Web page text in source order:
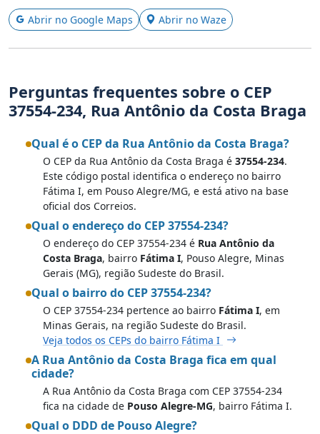
Abrir no Google Maps Abrir no Waze
Perguntas frequentes sobre o CEP
37554-234, Rua Antônio da Costa Braga
Qual é o CEP da Rua Antônio da Costa Braga?
O CEP da Rua Antônio da Costa Braga é 37554-234.
Este código postal identifica o endereço no bairro
Fátima I, em Pouso Alegre/MG, e está ativo na base
oficial dos Correios.
Qual o endereço do CEP 37554-234?
O endereço do CEP 37554-234 é Rua Antônio da
Costa Braga, bairro Fátima I, Pouso Alegre, Minas
Gerais (MG), região Sudeste do Brasil.
Qual o bairro do CEP 37554-234?
O CEP 37554-234 pertence ao bairro Fátima I, em
Minas Gerais, na região Sudeste do Brasil.
Veja todos os CEPs do bairro Fátima I
A Rua Antônio da Costa Braga fica em qual
cidade?
A Rua Antônio da Costa Braga com CEP 37554-234
fica na cidade de Pouso Alegre-MG, bairro Fátima I.
Qual o DDD de Pouso Alegre?